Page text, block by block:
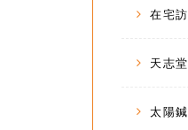
在宅
天志
太陽